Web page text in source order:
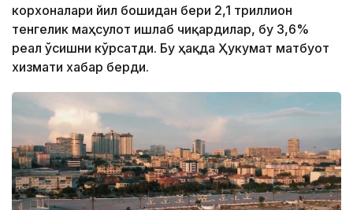
корхоналари йил бошидан бери 2,1 триллион
тенгелик маҳсулот ишлаб чиқардилар, бу 3,6%
реал ўсишни кўрсатди. Бу ҳақда Ҳукумат матбуот
хизмати хабар берди.